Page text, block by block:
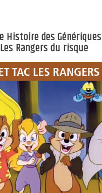
Histoire des
Rangers du risque